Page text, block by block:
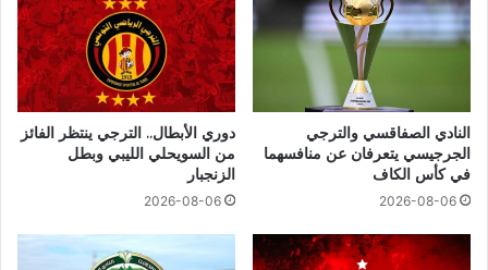
النادي الصفاقسي والترجي
الجرجيسي يتعرفان عن منافسهما
في كأس الكاف
2026-08-06
دوري الأبطال.. الترجي ينتظر الفائز
من السويحلي الليبي وبطل
الزنجبار
2026-08-06